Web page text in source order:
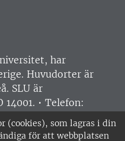
(cookies), som lagras i din
för att webbplatsen
har
Huvudorter är
SLU är
• Telefon:
2817 •
Om
fakturaadress•